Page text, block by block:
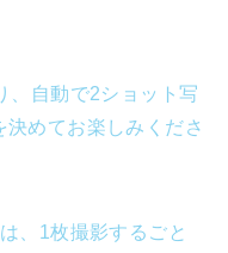
、自動で2ショット写
めてお楽しみくださ
、1枚撮影するごと